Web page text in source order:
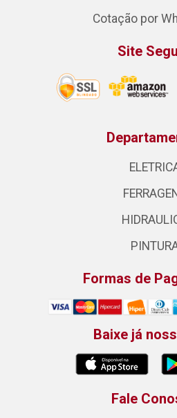
Cotação por
Site
Formas de
Baixe já
Fale